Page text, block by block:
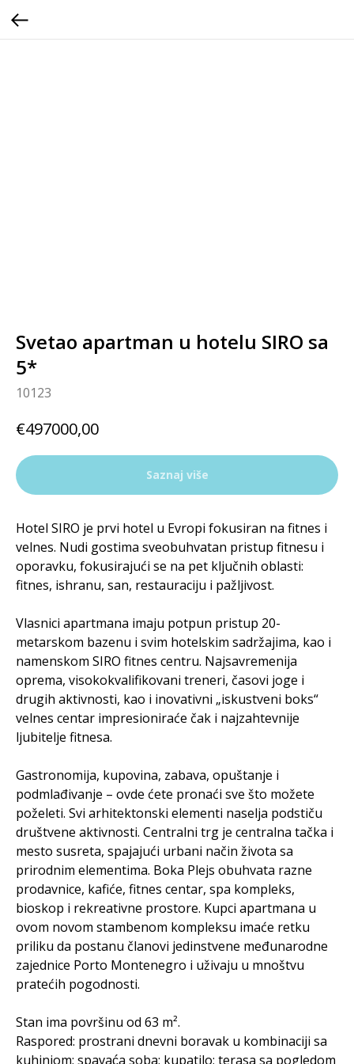
Svetao apartman u hotelu SIRO sa
5*
10123
€497000,00
Saznaj više
Hotel SIRO je prvi hotel u Evropi fokusiran na fitnes i
velnes. Nudi gostima sveobuhvatan pristup fitnesu i
oporavku, fokusirajući se na pet ključnih oblasti:
fitnes, ishranu, san, restauraciju i pažljivost.
Vlasnici apartmana imaju potpun pristup 20-
metarskom bazenu i svim hotelskim sadržajima, kao i
namenskom SIRO fitnes centru. Najsavremenija
oprema, visokokvalifikovani treneri, časovi joge i
drugih aktivnosti, kao i inovativni „iskustveni boks“
velnes centar impresioniraće čak i najzahtevnije
ljubitelje fitnesa.
Gastronomija, kupovina, zabava, opuštanje i
podmlađivanje – ovde ćete pronaći sve što možete
poželeti. Svi arhitektonski elementi naselja podstiču
društvene aktivnosti. Centralni trg je centralna tačka i
mesto susreta, spajajući urbani način života sa
prirodnim elementima. Boka Plejs obuhvata razne
prodavnice, kafiće, fitnes centar, spa kompleks,
bioskop i rekreativne prostore. Kupci apartmana u
ovom novom stambenom kompleksu imaće retku
priliku da postanu članovi jedinstvene međunarodne
zajednice Porto Montenegro i uživaju u mnoštvu
pratećih pogodnosti.
Stan ima površinu od 63 m².
Raspored: prostrani dnevni boravak u kombinaciji sa
kuhinjom; spavaća soba; kupatilo; terasa sa pogledom